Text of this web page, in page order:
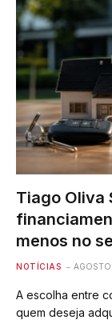
Tiago Oliva
menos no
NOTÍCIAS
A escolha entre
quem deseja